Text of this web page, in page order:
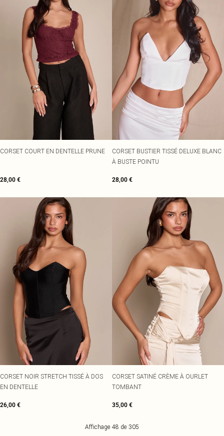
CORSET COURT EN DENTELLE PRUNE
28,00 €
CORSET BUSTIER TISSÉ DELUXE BLANC
À BUSTE POINTU
28,00 €
CORSET NOIR STRETCH TISSÉ À DOS
EN DENTELLE
26,00 €
CORSET SATINÉ CRÈME À OURLET
TOMBANT
35,00 €
Affichage 48 de 305